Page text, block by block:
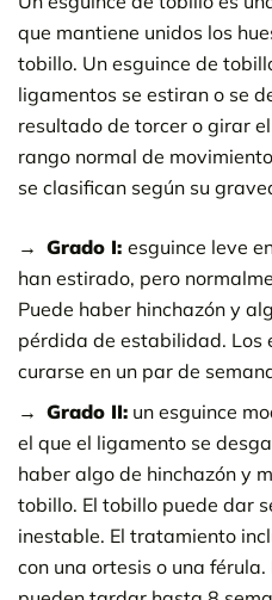
que mantiene unidos los
tobillo. Un esguince de
ligamentos se estiran o se
resultado de torcer o girar
rango normal de
se clasifican según su
Grado I: esguince leve
han estirado, pero
Puede haber hinchazón y
pérdida de estabilidad. Los
curarse en un par de
Grado II: un esguince
el que el ligamento se
haber algo de hinchazón y
tobillo. El tobillo puede dar
inestable. El tratamiento
con una ortesis o una